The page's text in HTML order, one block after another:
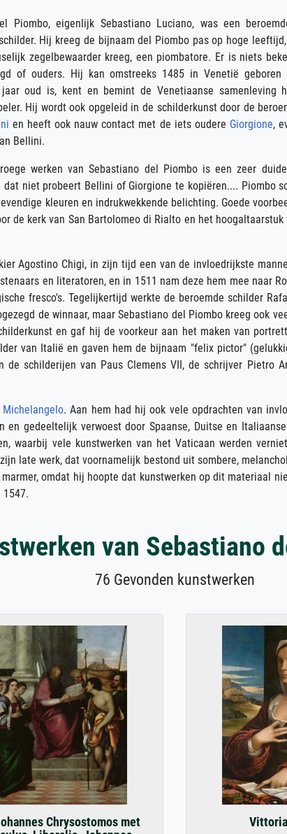
Piombo, eigenlijk Sebastiano Luciano, was een
Hij kreeg de bijnaam del Piombo pas op hoge
zegelbewaarder kreeg, een piombatore. Er is niets
of ouders. Hij kan omstreeks 1485 in Venetië
oud is, kent en bemint de Venetiaanse samenleving
Hij wordt ook opgeleid in de schilderkunst door de
en heeft ook nauw contact met de iets oudere Giorgione,
Bellini.
werken van Sebastiano del Piombo is een zeer
dat niet probeert Bellini of Giorgione te kopiëren.... Piombo
kleuren en indrukwekkende belichting. Goede
de kerk van San Bartolomeo di Rialto en het hoogaltaarstuk
Agostino Chigi, in zijn tijd een van de invloedrijkste
en literatoren, en in 1511 nam deze hem mee naar
fresco's. Tegelijkertijd werkte de beroemde schilder
de winnaar, maar Sebastiano del Piombo kreeg ook
en gaf hij de voorkeur aan het maken van
van Italië en gaven hem de bijnaam "felix pictor"
schilderijen van Paus Clemens VII, de schrijver Pietro
Michelangelo. Aan hem had hij ook vele opdrachten van
en gedeeltelijk verwoest door Spaanse, Duitse en
waarbij vele kunstwerken van het Vaticaan werden
late werk, dat voornamelijk bestond uit sombere,
omdat hij hoopte dat kunstwerken op dit materiaal
van Sebastiano
76 Gevonden kunstwerken
Chrysostomos met